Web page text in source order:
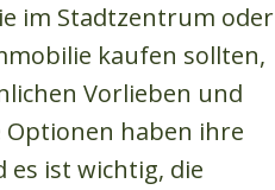
im Stadtzentrum oder
kaufen sollten,
Vorlieben und
Optionen haben ihre
es ist wichtig, die